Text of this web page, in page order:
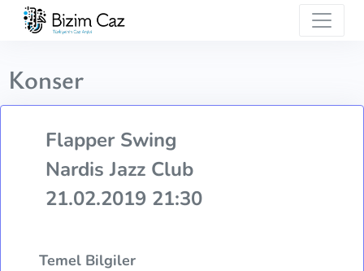
Konser
Flapper Swing
Nardis Jazz Club
21.02.2019 21:30
Temel Bilgiler